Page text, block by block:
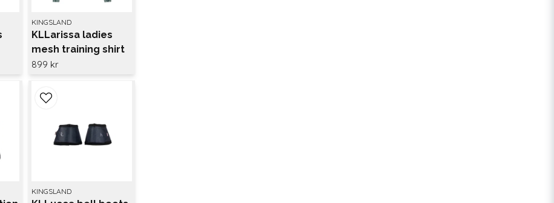
KINGSLAND
KLLarissa ladies
mesh training shirt
Green agave
899 kr
KINGSLAND